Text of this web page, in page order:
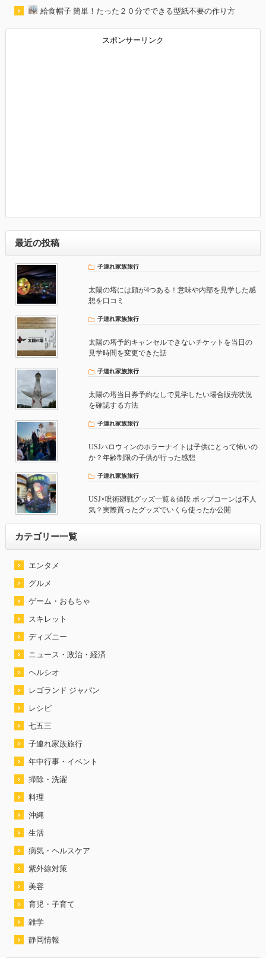
給食帽子 簡単！たった２０分でできる型紙不要の作り方
スポンサーリンク
最近の投稿
子連れ家族旅行
太陽の塔には顔が4つある！意味や内部を見学した感
想を口コミ
子連れ家族旅行
太陽の塔予約キャンセルできないチケットを当日の
見学時間を変更できた話
子連れ家族旅行
太陽の塔当日券予約なしで見学したい場合販売状況
を確認する方法
子連れ家族旅行
USJハロウィンのホラーナイトは子供にとって怖いの
か？年齢制限の子供が行った感想
子連れ家族旅行
USJ×呪術廻戦グッズ一覧＆値段 ポップコーンは不人
気？実際買ったグッズでいくら使ったか公開
カテゴリー一覧
エンタメ
グルメ
ゲーム・おもちゃ
スキレット
ディズニー
ニュース・政治・経済
ヘルシオ
レゴランド ジャパン
レシピ
七五三
子連れ家族旅行
年中行事・イベント
掃除・洗濯
料理
沖縄
生活
病気・ヘルスケア
紫外線対策
美容
育児・子育て
雑学
静岡情報